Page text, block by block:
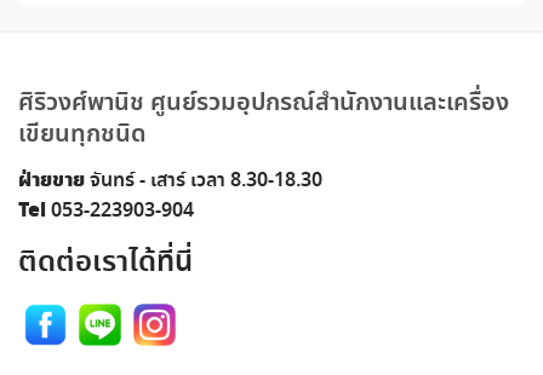
ศิริวงศ์พานิช ศูนย์รวมอุปกรณ์สำนักงานและเครื่อง
เขียนทุกชนิด
ฝ่ายขายจันทร์ - เสาร์ เวลา 8.30-18.30
Tel053-223903-904
ติดต่อเราได้ที่นี่